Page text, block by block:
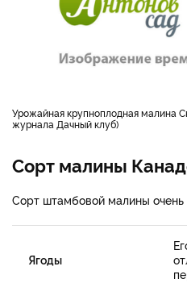
Урожайная крупноплодная малина Сказка (Фото Д. Дементьева для
журнала Дачный клуб)
Сорт малины
Сорт штамбовой малины очень
Ягоды